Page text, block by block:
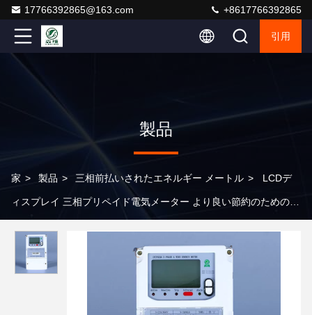
17766392865@163.com +8617766392865
引用
製品
家 > 製品 > 三相前払いされたエネルギー メートル > LCDデ
ィスプレイ 三相プリペイド電気メーター より良い節約のための正